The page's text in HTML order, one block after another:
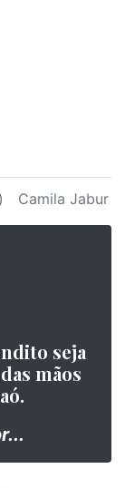
Camila Jabur
seja
mãos